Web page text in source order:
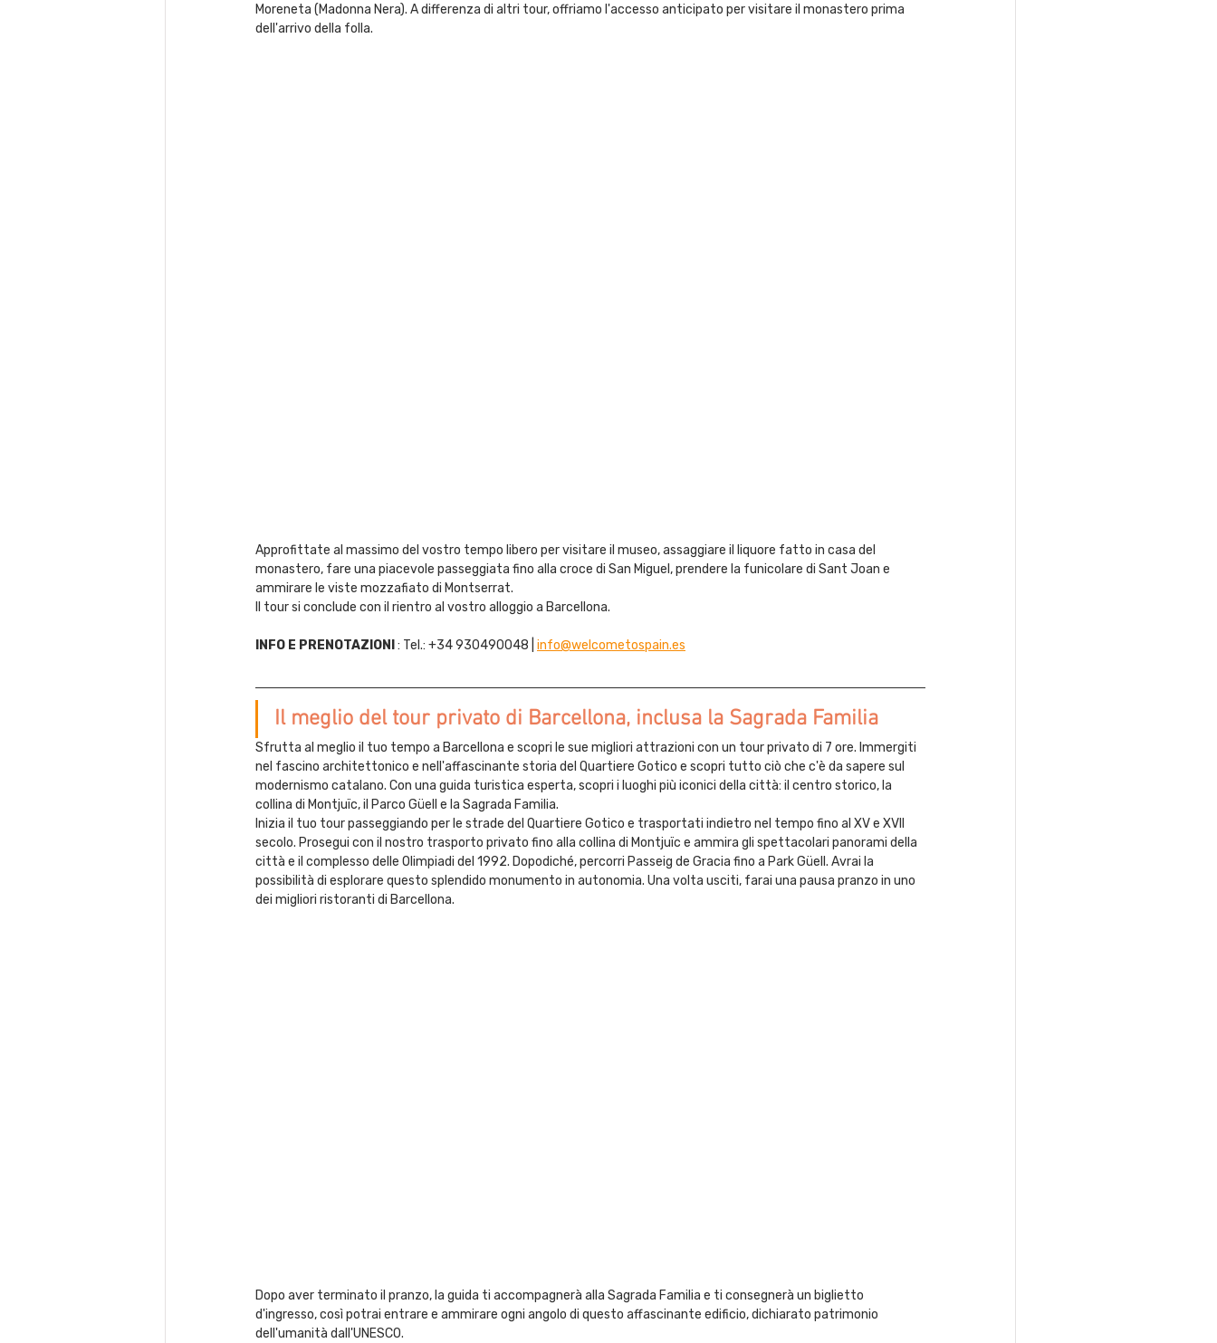
Moreneta (Madonna Nera). A differenza di altri tour, offriamo l'accesso anticipato per visitare il monastero prima
dell'arrivo della folla.
Approfittate al massimo del vostro tempo libero per visitare il museo, assaggiare il liquore fatto in casa del
monastero, fare una piacevole passeggiata fino alla croce di San Miguel, prendere la funicolare di Sant Joan e
ammirare le viste mozzafiato di Montserrat.
Il tour si conclude con il rientro al vostro alloggio a Barcellona.
INFO E PRENOTAZIONI : Tel.: +34 930490048 | info@welcometospain.es
Il meglio del tour privato di Barcellona, inclusa la Sagrada Familia
Sfrutta al meglio il tuo tempo a Barcellona e scopri le sue migliori attrazioni con un tour privato di 7 ore. Immergiti
nel fascino architettonico e nell'affascinante storia del Quartiere Gotico e scopri tutto ciò che c'è da sapere sul
modernismo catalano. Con una guida turistica esperta, scopri i luoghi più iconici della città: il centro storico, la
collina di Montjuïc, il Parco Güell e la Sagrada Familia.
Inizia il tuo tour passeggiando per le strade del Quartiere Gotico e trasportati indietro nel tempo fino al XV e XVII
secolo. Prosegui con il nostro trasporto privato fino alla collina di Montjuïc e ammira gli spettacolari panorami della
città e il complesso delle Olimpiadi del 1992. Dopodiché, percorri Passeig de Gracia fino a Park Güell. Avrai la
possibilità di esplorare questo splendido monumento in autonomia. Una volta usciti, farai una pausa pranzo in uno
dei migliori ristoranti di Barcellona.
Dopo aver terminato il pranzo, la guida ti accompagnerà alla Sagrada Familia e ti consegnerà un biglietto
d'ingresso, così potrai entrare e ammirare ogni angolo di questo affascinante edificio, dichiarato patrimonio
dell'umanità dall'UNESCO.